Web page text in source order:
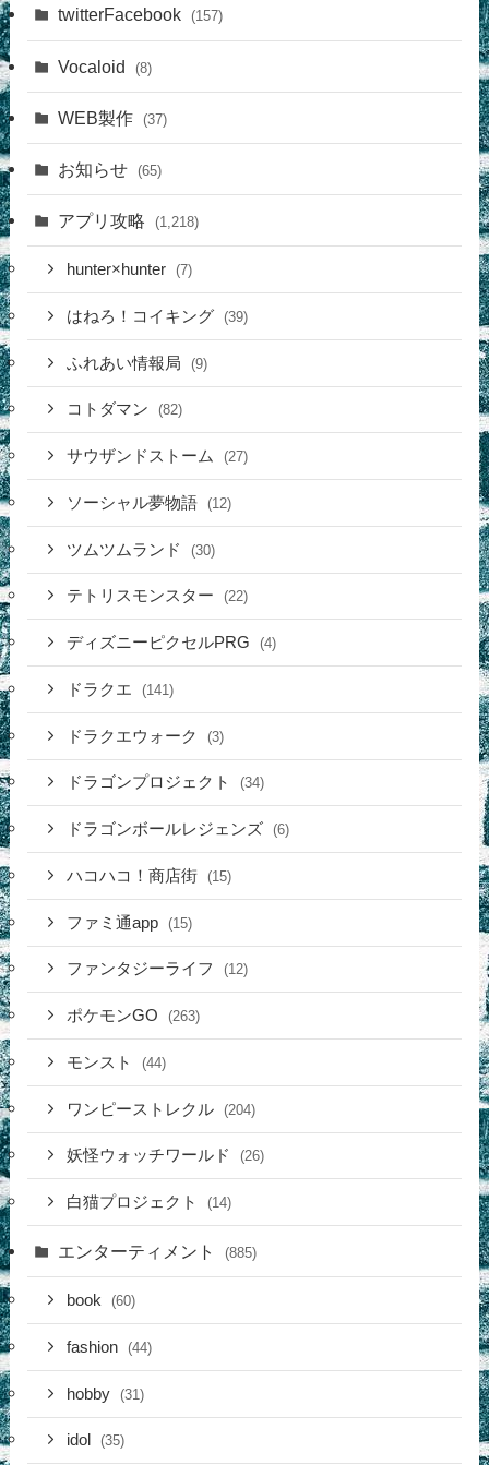
twitterFacebook (157)
Vocaloid (8)
WEB製作 (37)
お知らせ (65)
アプリ攻略 (1,218)
hunter×hunter (7)
はねろ！コイキング (39)
ふれあい情報局 (9)
コトダマン (82)
サウザンドストーム (27)
ソーシャル夢物語 (12)
ツムツムランド (30)
テトリスモンスター (22)
ディズニーピクセルPRG (4)
ドラクエ (141)
ドラクエウォーク (3)
ドラゴンプロジェクト (34)
ドラゴンボールレジェンズ (6)
ハコハコ！商店街 (15)
ファミ通app (15)
ファンタジーライフ (12)
ポケモンGO (263)
モンスト (44)
ワンピーストレクル (204)
妖怪ウォッチワールド (26)
白猫プロジェクト (14)
エンターティメント (885)
book (60)
fashion (44)
hobby (31)
idol (35)